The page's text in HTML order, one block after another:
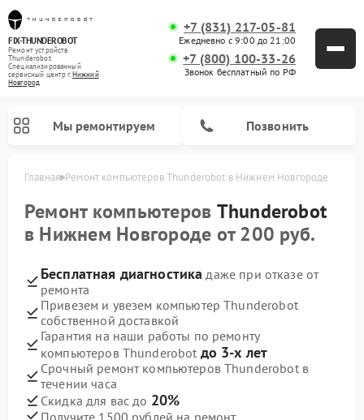
FIX-THUNDEROBOT
Ремонт устройств
Thunderobot
Специализированный
cервисный центр г.Нижний
Новгород
+7 (831) 217-05-81
Ежедневно с 9:00 до 21:00
+7 (800) 100-33-26
Звонок бесплатный по РФ
Мы ремонтируем Позвонить
Главная Ремонт компьютеров Thunderobot в Нижнем Новгороде
Ремонт компьютеров Thunderobot
в Нижнем Новгороде от 200 руб.
Бесплатная диагностика даже при отказе от
ремонта
Привезем и увезем компьютер Thunderobot
собственной доставкой
Гарантия на наши работы по ремонту
компьютеров Thunderobot до 3-х лет
Срочный ремонт компьютеров Thunderobot в
течении часа
Скидка для вас до 20%
Получите 1500 рублей на ремонт